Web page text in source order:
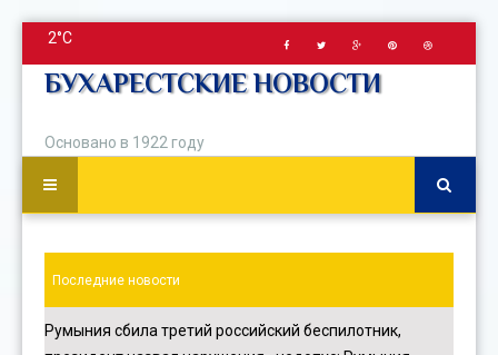
2°C
БУХАРЕСТСКИЕ НОВОСТИ
Основано в 1922 году
Последние новости
Румыния сбила третий российский беспилотник,